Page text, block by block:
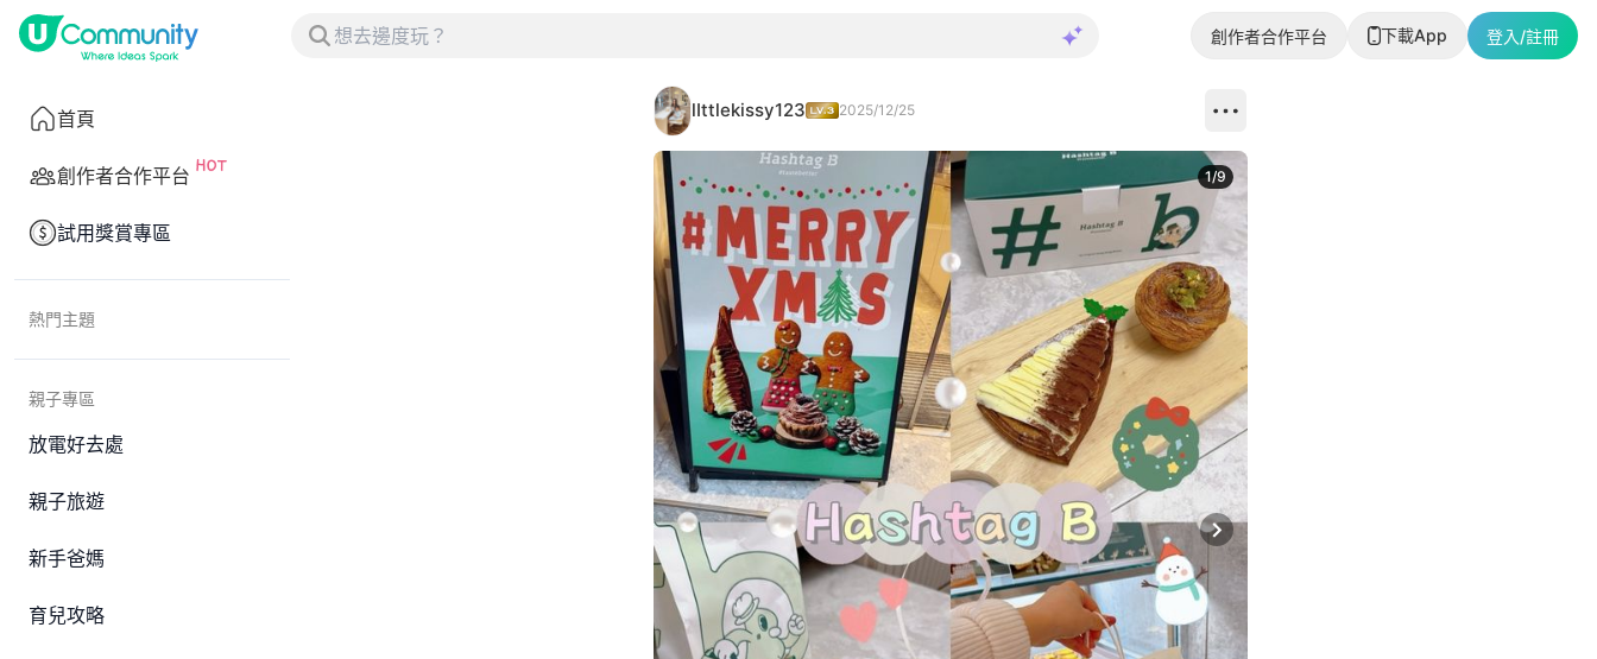
創作者合作平台 下載App 登入/註冊
首頁
創作者合作平台
試用獎賞專區
熱門主題
親子專區
放電好去處
親子旅遊
新手爸媽
育兒攻略
lIttlekissy123 2025/12/25
Next slide
1/9